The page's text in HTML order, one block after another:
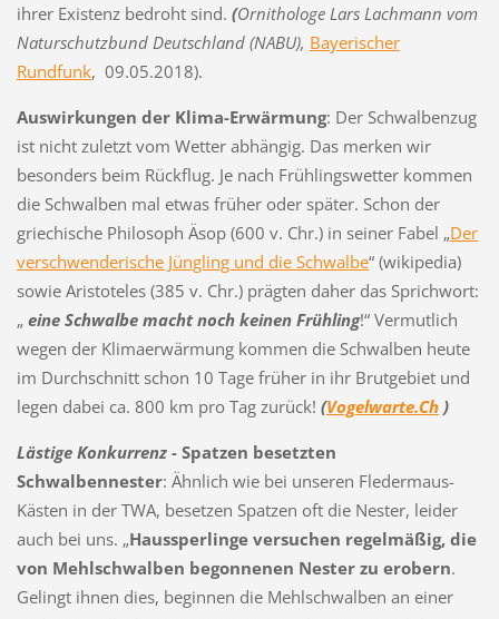
ihrer Existenz bedroht sind. (Ornithologe Lars Lachmann vom
Naturschutzbund Deutschland (NABU), Bayerischer
Rundfunk, 09.05.2018).
Auswirkungen der Klima-Erwärmung: Der Schwalbenzug
ist nicht zuletzt vom Wetter abhängig. Das merken wir
besonders beim Rückflug. Je nach Frühlingswetter kommen
die Schwalben mal etwas früher oder später. Schon der
griechische Philosoph Äsop (600 v. Chr.) in seiner Fabel „Der
verschwenderische Jüngling und die Schwalbe“ (wikipedia)
sowie Aristoteles (385 v. Chr.) prägten daher das Sprichwort:
„ eine Schwalbe macht noch keinen Frühling!“ Vermutlich
wegen der Klimaerwärmung kommen die Schwalben heute
im Durchschnitt schon 10 Tage früher in ihr Brutgebiet und
legen dabei ca. 800 km pro Tag zurück! (Vogelwarte.Ch)
Lästige Konkurrenz - Spatzen besetzten
Schwalbennester: Ähnlich wie bei unseren Fledermaus-
Kästen in der TWA, besetzen Spatzen oft die Nester, leider
auch bei uns. „Haussperlinge versuchen regelmäßig, die
von Mehlschwalben begonnenen Nester zu erobern.
Gelingt ihnen dies, beginnen die Mehlschwalben an einer